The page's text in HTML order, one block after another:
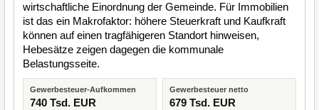
wirtschaftliche Einordnung der Gemeinde. Für Immobilien
ist das ein Makrofaktor: höhere Steuerkraft und Kaufkraft
können auf einen tragfähigeren Standort hinweisen,
Hebesätze zeigen dagegen die kommunale
Belastungsseite.
Gewerbesteuer-Aufkommen
740 Tsd. EUR
Gewerbesteuer netto
679 Tsd. EUR